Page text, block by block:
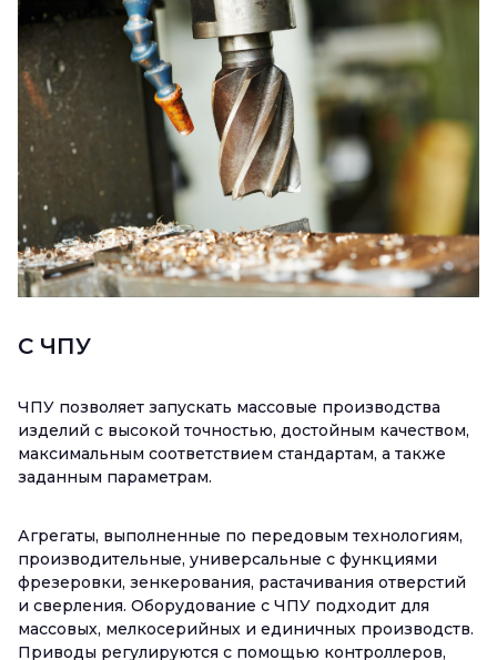
С ЧПУ
ЧПУ позволяет запускать массовые производства
изделий с высокой точностью, достойным качеством,
максимальным соответствием стандартам, а также
заданным параметрам.
Агрегаты, выполненные по передовым технологиям,
производительные, универсальные с функциями
фрезеровки, зенкерования, растачивания отверстий
и сверления. Оборудование с ЧПУ подходит для
массовых, мелкосерийных и единичных производств.
Приводы регулируются с помощью контроллеров,